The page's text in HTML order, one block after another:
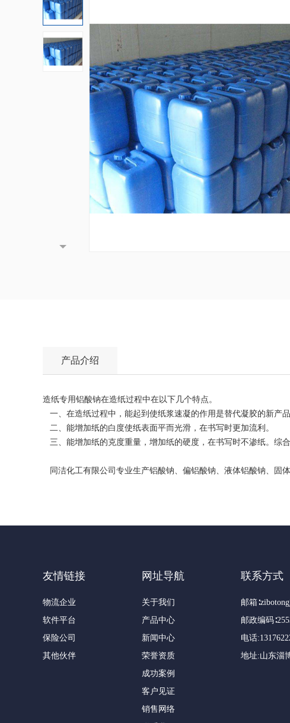
产品介绍
造纸专用铝酸钠在造纸过程中在以下几个特点。
一、在造纸过程中，能起到使纸浆速凝的作用是替代凝胶的新产品
二、能增加纸的白度使纸表面平而光滑，在书写时更加流利。
三、能增加纸的克度重量，增加纸的硬度，在书写时不渗纸。综
同洁化工有限公司专业生产铝酸钠、偏铝酸钠、液体铝酸钠、固
友情链接
物流企业
软件平台
保险公司
其他伙伴
网址导航
关于我们
产品中心
新闻中心
荣誉资质
成功案例
客户见证
销售网络
联系方式
邮箱
邮政编码
电话
地址:山东淄